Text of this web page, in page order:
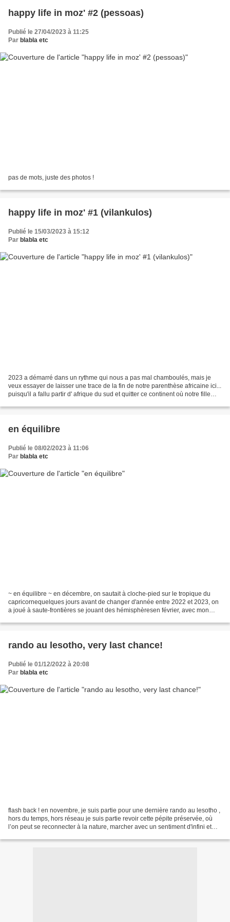
happy life in moz' #2 (pessoas)
Publié le 27/04/2023 à 11:25
Par blabla etc
pas de mots, juste des photos !
happy life in moz' #1 (vilankulos)
Publié le 15/03/2023 à 15:12
Par blabla etc
2023 a démarré dans un rythme qui nous a pas mal chamboulés, mais je
veux essayer de laisser une trace de la fin de notre parenthèse africaine ici...
puisqu'il a fallu partir d' afrique du sud et quitter ce continent où notre fille
en équilibre
Publié le 08/02/2023 à 11:06
Par blabla etc
~ en équilibre ~ en décembre, on sautait à cloche-pied sur le tropique du
capricornequelques jours avant de changer d'année entre 2022 et 2023, on
a joué à saute-frontières se jouant des hémisphèresen février, avec mon
rando au lesotho, very last chance!
Publié le 01/12/2022 à 20:08
Par blabla etc
flash back ! en novembre, je suis partie pour une dernière rando au lesotho ,
hors du temps, hors réseau je suis partie revoir cette pépite préservée, où
l’on peut se reconnecter à la nature, marcher avec un sentiment d'infini et